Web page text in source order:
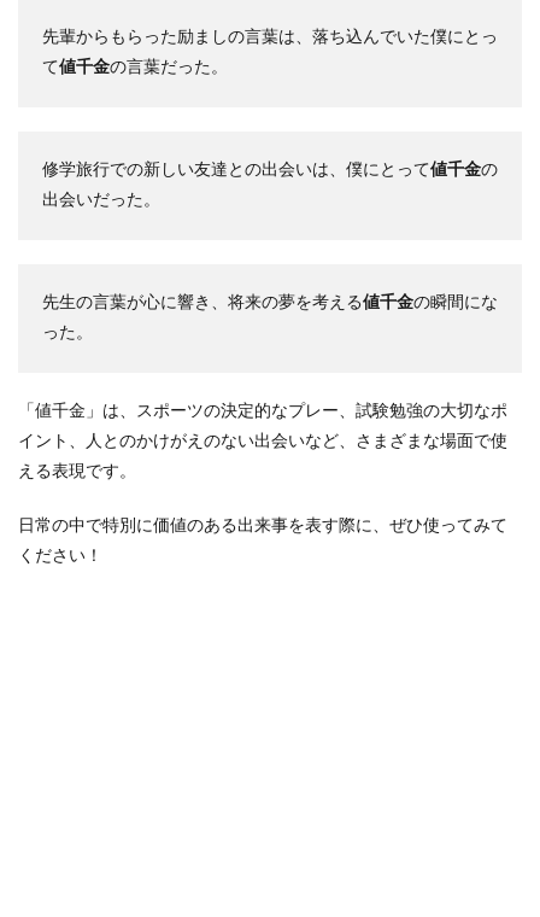
先輩からもらった励ましの言葉は、落ち込んでいた僕にとっ
て値千金の言葉だった。
修学旅行での新しい友達との出会いは、僕にとって値千金の
出会いだった。
先生の言葉が心に響き、将来の夢を考える値千金の瞬間にな
った。
「値千金」は、スポーツの決定的なプレー、試験勉強の大切なポ
イント、人とのかけがえのない出会いなど、さまざまな場面で使
える表現です。
日常の中で特別に価値のある出来事を表す際に、ぜひ使ってみて
ください！